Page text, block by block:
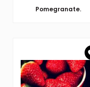
Pomegranate.